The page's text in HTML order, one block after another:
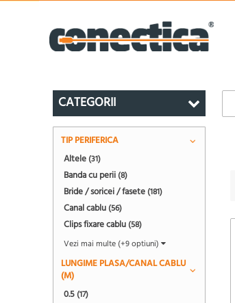
CATEGORII
TIP PERIFERICA
Altele (31)
Banda cu perii (8)
Bride / soricei / fasete (181)
Canal cablu (56)
Clips fixare cablu (58)
Vezi mai multe (+9 optiuni)
LUNGIME PLASA/CANAL CABLU
(M)
0.5 (17)